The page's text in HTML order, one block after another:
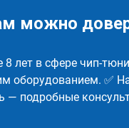
можно
8 лет в сфере чип-
оборудованием. ✅
— подробные